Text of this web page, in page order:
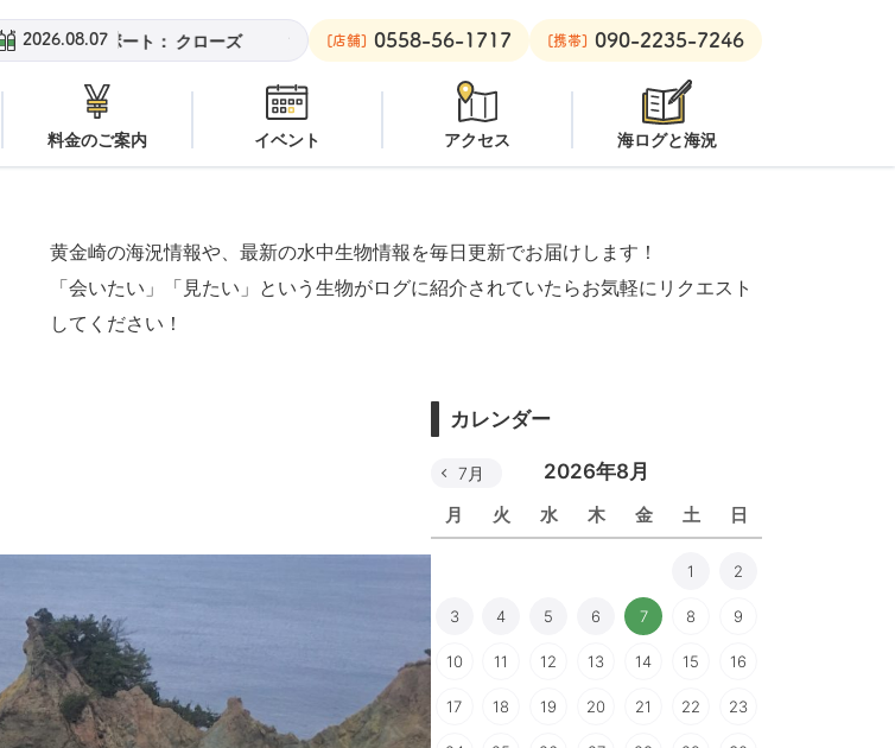
2026.08.07
安良里ボート： クローズ 黄金崎ビーチ：潜水注意 安良里ボート：クローズ
[店舗] 0558-56-1717 [携帯] 090-2235-7246
料金のご案内 イベント アクセス 海ログと海況
黄金崎の海況情報や、最新の水中生物情報を毎日更新でお届けします！
「会いたい」「見たい」という生物がログに紹介されていたらお気軽にリクエスト
してください！
カレンダー
2026年8月
月 火 水 木 金 土 日
7月
1 2
3 4 5 6 7 8 9
10 11 12 13 14 15 16
17 18 19 20 21 22 23